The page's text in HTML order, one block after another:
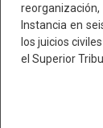
Instancia en
los juicios
el Superior